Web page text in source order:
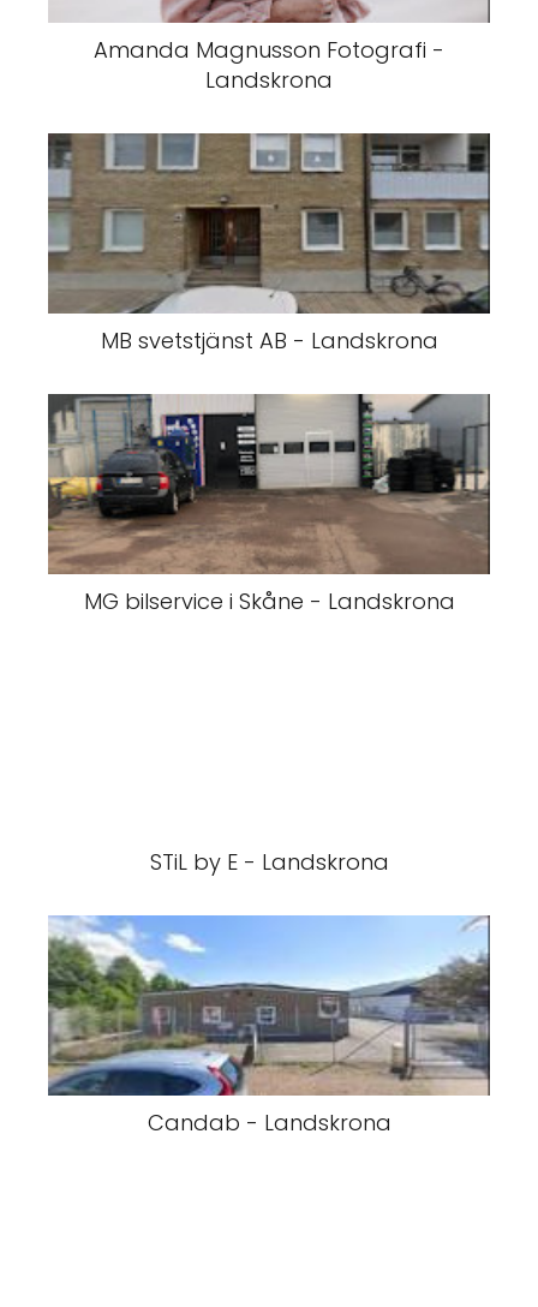
Amanda Magnusson Fotografi -
Landskrona
MB svetstjänst AB - Landskrona
MG bilservice i Skåne - Landskrona
STiL by E - Landskrona
Candab - Landskrona